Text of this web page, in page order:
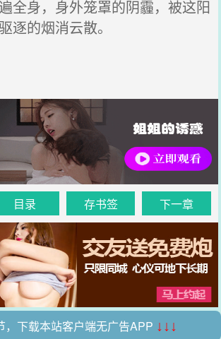
全身，身外笼罩的阴霾，被这阳
逐的烟消云散。
目录 存书签 下一章
，下载本站客户端无广告APP ↓↓↓